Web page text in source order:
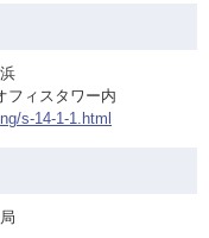
フィスタワー内
s-14-1-1.html